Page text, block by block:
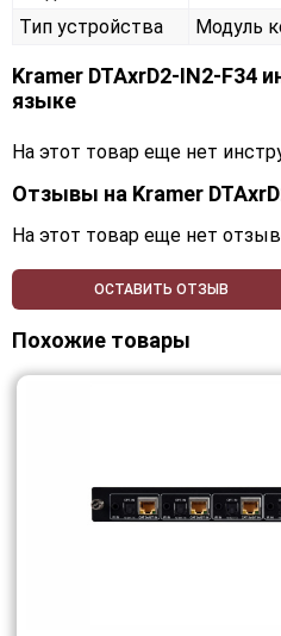
Тип устройства
Модуль
Kramer DTAxrD2-IN2-F34
языке
На этот товар еще нет
Отзывы на Kramer
На этот товар еще нет
ОСТАВИТЬ ОТЗЫВ
Похожие товары